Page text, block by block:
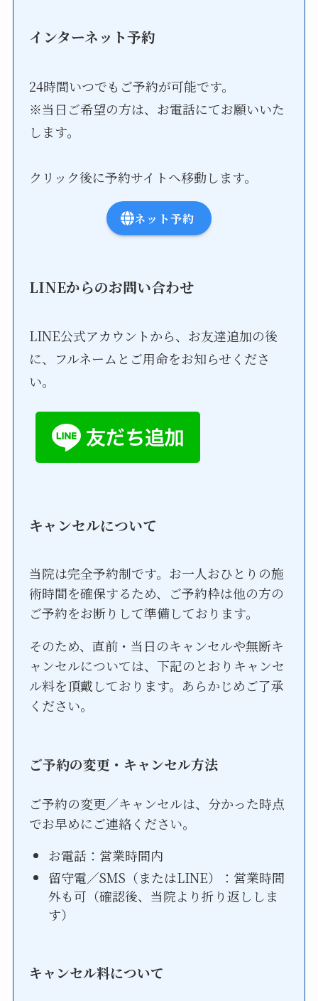
インターネット予約
24時間いつでもご予約が可能です。
※当日ご希望の方は、お電話にてお願いいた
します。
クリック後に予約サイトへ移動します。
ネット予約
LINEからのお問い合わせ
LINE公式アカウントから、お友達追加の後
に、フルネームとご用命をお知らせくださ
い。
キャンセルについて
当院は完全予約制です。お一人おひとりの施
術時間を確保するため、ご予約枠は他の方の
ご予約をお断りして準備しております。
そのため、直前・当日のキャンセルや無断キ
ャンセルについては、下記のとおりキャンセ
ル料を頂戴しております。あらかじめご了承
ください。
ご予約の変更・キャンセル方法
ご予約の変更／キャンセルは、分かった時点
でお早めにご連絡ください。
お電話：営業時間内
留守電／SMS（またはLINE）：営業時間
外も可（確認後、当院より折り返ししま
す）
キャンセル料について